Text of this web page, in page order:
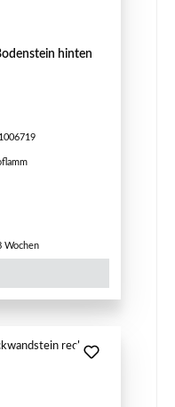
hinten
Preis:
Wochen